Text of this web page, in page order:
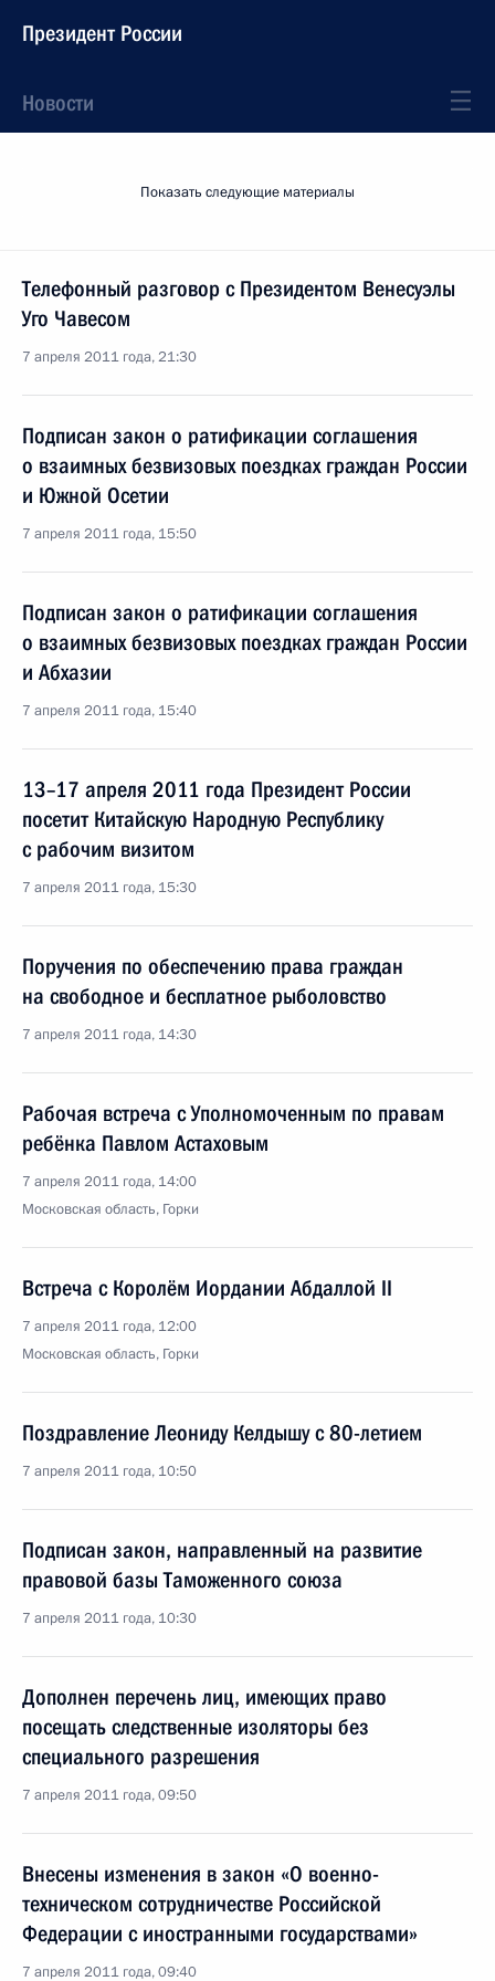
Президент России
Новости
Показать следующие материалы
Телефонный разговор с Президентом Венесуэлы
Уго Чавесом
7 апреля 2011 года, 21:30
Подписан закон о ратификации соглашения
о взаимных безвизовых поездках граждан России
и Южной Осетии
7 апреля 2011 года, 15:50
Подписан закон о ратификации соглашения
о взаимных безвизовых поездках граждан России
и Абхазии
7 апреля 2011 года, 15:40
13–17 апреля 2011 года Президент России
посетит Китайскую Народную Республику
с рабочим визитом
7 апреля 2011 года, 15:30
Поручения по обеспечению права граждан
на свободное и бесплатное рыболовство
7 апреля 2011 года, 14:30
Рабочая встреча с Уполномоченным по правам
ребёнка Павлом Астаховым
7 апреля 2011 года, 14:00
Московская область, Горки
Встреча с Королём Иордании Абдаллой II
7 апреля 2011 года, 12:00
Московская область, Горки
Поздравление Леониду Келдышу с 80-летием
7 апреля 2011 года, 10:50
Подписан закон, направленный на развитие
правовой базы Таможенного союза
7 апреля 2011 года, 10:30
Дополнен перечень лиц, имеющих право
посещать следственные изоляторы без
специального разрешения
7 апреля 2011 года, 09:50
Внесены изменения в закон «О военно-
техническом сотрудничестве Российской
Федерации с иностранными государствами»
7 апреля 2011 года, 09:40